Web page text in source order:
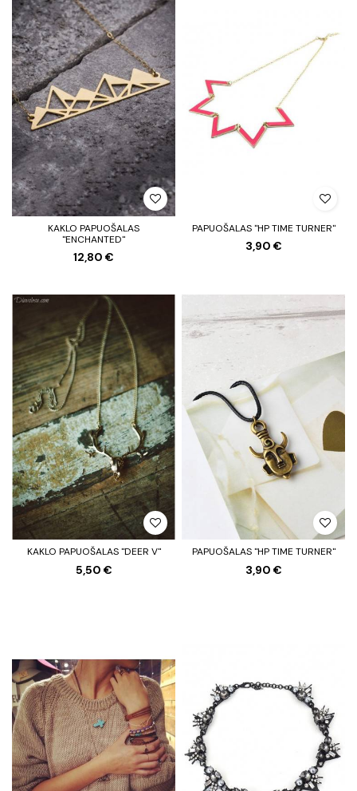
KAKLO PAPUOŠALAS
"ENCHANTED"
12,80 €
PAPUOŠALAS "HP TIME TURNER"
3,90 €
KAKLO PAPUOŠALAS "DEER V"
5,50 €
PAPUOŠALAS "HP TIME TURNER"
3,90 €